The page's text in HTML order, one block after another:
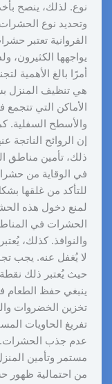
نوع. لذلك، ينصح
وتحديد نوع
الفروانية تعتبر
يواجهها الكثيرون،
أمرًا بالغ الأهمية
هي تنظيف المنزل
الأماكن التي تتجمع
والأسطح السفلية.
إن الروائح
ذلك، تأمين مناطق
في الوقاية من
للتأكد من غلقها
لمنع دخول هذه
الحشرات في
والنوافذ. كذلك،
لا يُغفل عنه. يجب
حيث يُعتبر ذلك
ينبغي حفظ الطعام
تخزين الخضروات
تفريغ الحاويات
عدم جذب الحشرات.
مستمر وتأمين
من احتمالية ظهور